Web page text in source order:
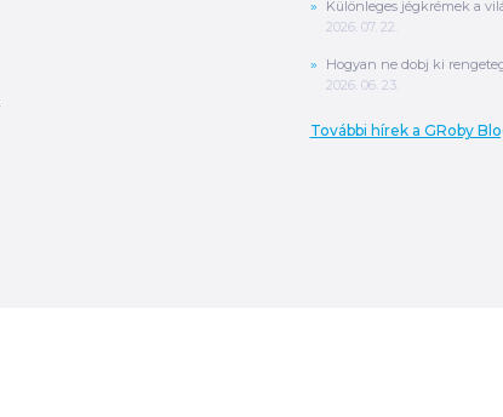
Különleges jégkrémek a
2026. 07. 22.
Hogyan ne dobj ki
2026. 06. 23.
További hírek a GRoby